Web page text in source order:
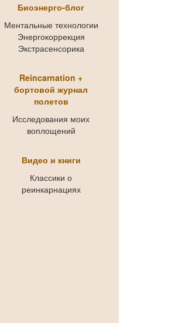
Биоэнерго-блог
Ментальные технологии
Энергокоррекция
Экстрасенсорика
Reincarnation +
бортовой журнал
полетов
Исследования моих
воплощений
Видео и книги
Классики о
реинкарнациях